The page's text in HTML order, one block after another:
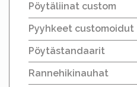
Pöytäliinat custom
Pyyhkeet customoidut
Pöytästandaarit
Rannehikinauhat